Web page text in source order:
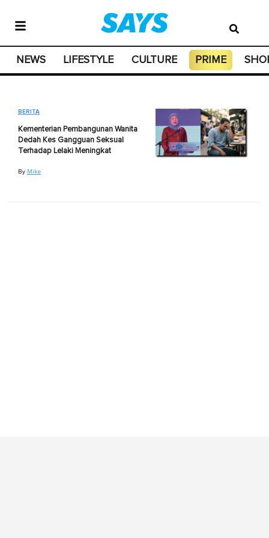
NEWS LIFESTYLE CULTURE PRIME
BERITA
Kementerian Pembangunan Wanita
Dedah Kes Gangguan Seksual
Terhadap Lelaki Meningkat
By Mike